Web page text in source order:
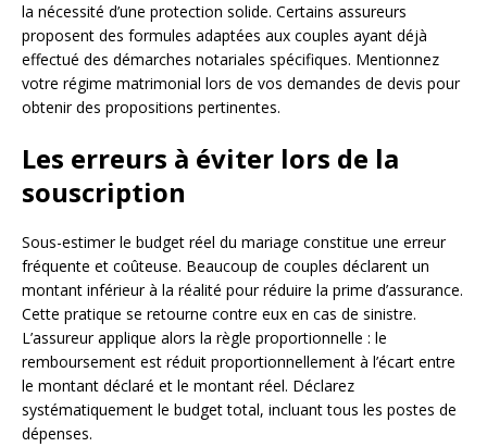
la nécessité d’une protection solide. Certains assureurs
proposent des formules adaptées aux couples ayant déjà
effectué des démarches notariales spécifiques. Mentionnez
votre régime matrimonial lors de vos demandes de devis pour
obtenir des propositions pertinentes.
Les erreurs à éviter lors de la
souscription
Sous-estimer le budget réel du mariage constitue une erreur
fréquente et coûteuse. Beaucoup de couples déclarent un
montant inférieur à la réalité pour réduire la prime d’assurance.
Cette pratique se retourne contre eux en cas de sinistre.
L’assureur applique alors la règle proportionnelle : le
remboursement est réduit proportionnellement à l’écart entre
le montant déclaré et le montant réel. Déclarez
systématiquement le budget total, incluant tous les postes de
dépenses.